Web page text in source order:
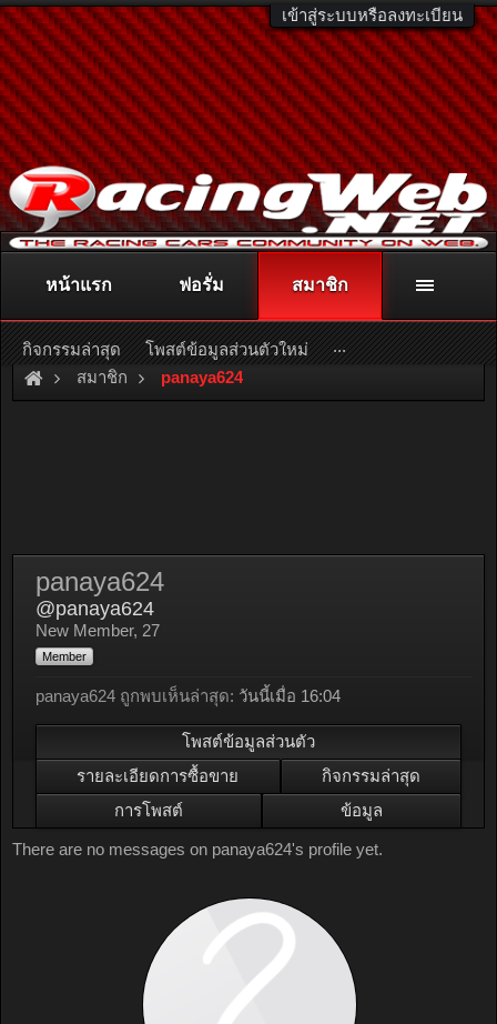
เข้าสู่ระบบหรือลงทะเบียน
ติดต่อลงโฆษณา racingweb@gmail.comหรือโทร. 081-811-1138
หรืออ่านรายละเอียดเพิ่มเติม คลิกที่นี่
สมาชิก panaya624
panaya624
@panaya624
New Member, 27
Member
panaya624 ถูกพบเห็นล่าสุด: วันนี้เมื่อ 16:04
โพสต์ข้อมูลส่วนตัว
รายละเอียดการซื้อขาย
กิจกรรมล่าสุด
การโพสต์
ข้อมูล
There are no messages on panaya624's profile yet.
หน้าแรก ฟอรั่ม สมาชิก
กิจกรรมล่าสุด โพสต์ข้อมูลส่วนตัวใหม่ ...